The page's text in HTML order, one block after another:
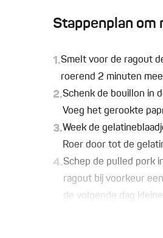
Stappenplan om
1.Smelt voor de ragout
roerend 2 minuten
2.Schenk de bouillon in
Voeg het gerookte
3.Week de
Roer door tot de
4.Schep de pulled pork
ragout bij voorkeur
de volgende dag
Wentel deze door het